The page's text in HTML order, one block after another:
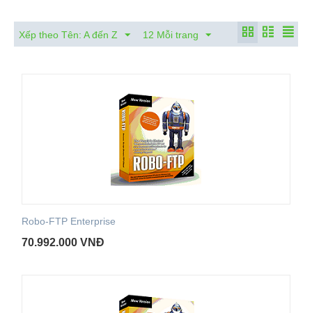
Xếp theo Tên: A đến Z 12 Mỗi trang
Robo-FTP Enterprise
70.992.000 VNĐ